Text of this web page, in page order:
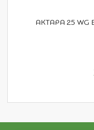
АКТАРА 25 WG